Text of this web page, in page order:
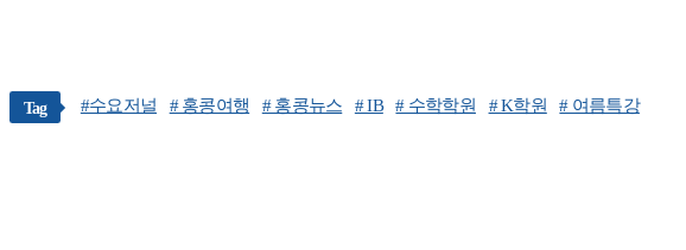
Tag #수요저널 # 홍콩여행 # 홍콩뉴스 # IB # 수학학원 # K학원 # 여름특강